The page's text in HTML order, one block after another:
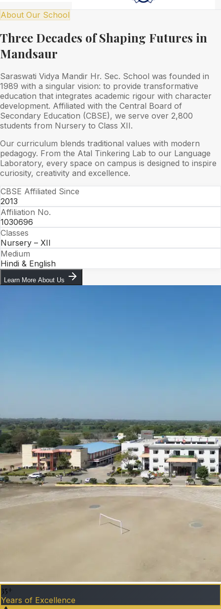
About Our School
Three Decades of Shaping Futures in
Mandsaur
Saraswati Vidya Mandir Hr. Sec. School was founded in
1989 with a singular vision: to provide transformative
education that integrates academic rigour with character
development. Affiliated with the Central Board of
Secondary Education (CBSE), we serve over 2,800
students from Nursery to Class XII.
Our curriculum blends traditional values with modern
pedagogy. From the Atal Tinkering Lab to our Language
Laboratory, every space on campus is designed to inspire
curiosity, creativity and excellence.
CBSE Affiliated Since
2013
Affiliation No.
1030696
Classes
Nursery – XII
Medium
Hindi & English
Learn More About Us
35+
Years of Excellence